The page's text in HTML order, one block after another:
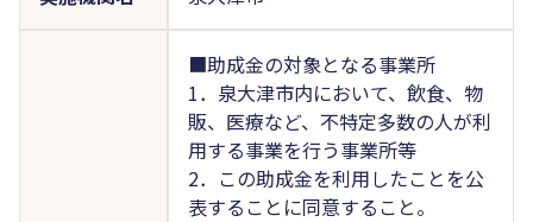
■助成金の対象となる事業所
1．泉大津市内において、飲食、物
販、医療など、不特定多数の人が利
用する事業を行う事業所等
2．この助成金を利用したことを公
表することに同意すること。